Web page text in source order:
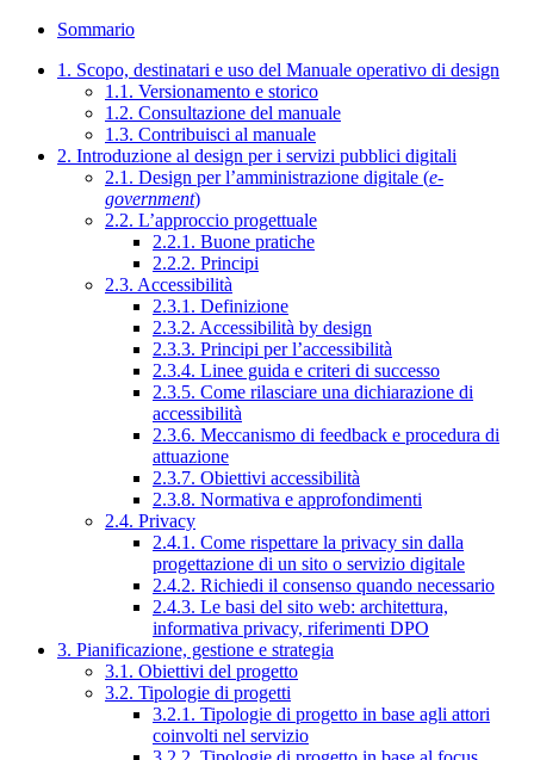
Sommario
1. Scopo, destinatari e uso del Manuale operativo di design
1.1. Versionamento e storico
1.2. Consultazione del manuale
1.3. Contribuisci al manuale
2. Introduzione al design per i servizi pubblici digitali
2.1. Design per l’amministrazione digitale (e-
government)
2.2. L’approccio progettuale
2.2.1. Buone pratiche
2.2.2. Principi
2.3. Accessibilità
2.3.1. Definizione
2.3.2. Accessibilità by design
2.3.3. Principi per l’accessibilità
2.3.4. Linee guida e criteri di successo
2.3.5. Come rilasciare una dichiarazione di
accessibilità
2.3.6. Meccanismo di feedback e procedura di
attuazione
2.3.7. Obiettivi accessibilità
2.3.8. Normativa e approfondimenti
2.4. Privacy
2.4.1. Come rispettare la privacy sin dalla
progettazione di un sito o servizio digitale
2.4.2. Richiedi il consenso quando necessario
2.4.3. Le basi del sito web: architettura,
informativa privacy, riferimenti DPO
3. Pianificazione, gestione e strategia
3.1. Obiettivi del progetto
3.2. Tipologie di progetti
3.2.1. Tipologie di progetto in base agli attori
coinvolti nel servizio